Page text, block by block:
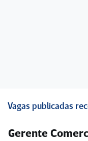
Vagas publicadas
Gerente